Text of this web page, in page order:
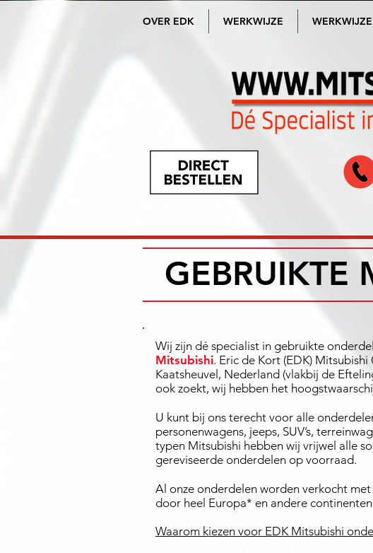
OVER EDK WERKWIJZE WERKWIJZE
GEBRUIKTE
Wij zijn dé specialist in gebruikte
Mitsubishi. Eric de Kort (EDK)
Kaatsheuvel, Nederland (vlakbij de
ook zoekt, wij hebben het
U kunt bij ons terecht voor alle
personenwagens, jeeps, SUV’s,
typen Mitsubishi hebben wij vrijwel alle
gereviseerde onderdelen op voorraad.
Al onze onderdelen worden verkocht
door heel Europa* en andere
Waarom kiezen voor EDK Mitsubishi